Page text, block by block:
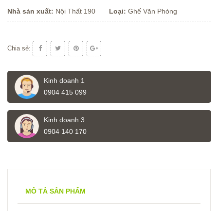
Nhà sản xuất: Nội Thất 190 Loại: Ghế Văn Phòng
Chia sẻ:
Kinh doanh 1
0904 415 099
Kinh doanh 3
0904 140 170
MÔ TẢ SẢN PHẨM